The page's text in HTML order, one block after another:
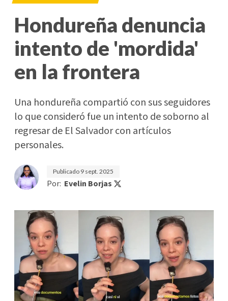
Hondureña denuncia
intento de 'mordida'
en la frontera
Una hondureña compartió con sus seguidores
lo que consideró fue un intento de soborno al
regresar de El Salvador con artículos
personales.
Publicado 9 sept. 2025
Por: Evelin Borjas